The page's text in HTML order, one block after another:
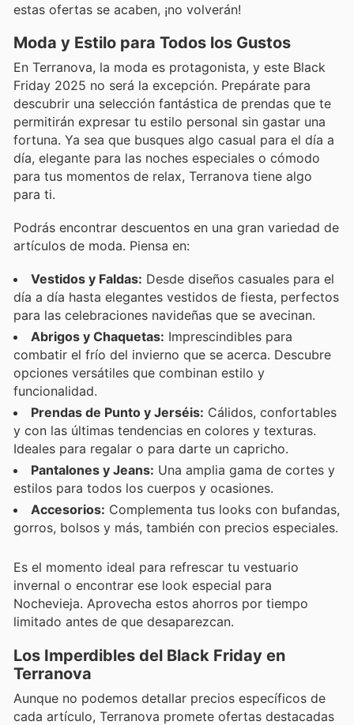
estas ofertas se acaben, ¡no volverán!
Moda y Estilo para Todos los Gustos
En Terranova, la moda es protagonista, y este Black
Friday 2025 no será la excepción. Prepárate para
descubrir una selección fantástica de prendas que te
permitirán expresar tu estilo personal sin gastar una
fortuna. Ya sea que busques algo casual para el día a
día, elegante para las noches especiales o cómodo
para tus momentos de relax, Terranova tiene algo
para ti.
Podrás encontrar descuentos en una gran variedad de
artículos de moda. Piensa en:
Vestidos y Faldas: Desde diseños casuales para el
día a día hasta elegantes vestidos de fiesta, perfectos
para las celebraciones navideñas que se avecinan.
Abrigos y Chaquetas: Imprescindibles para
combatir el frío del invierno que se acerca. Descubre
opciones versátiles que combinan estilo y
funcionalidad.
Prendas de Punto y Jerséis: Cálidos, confortables
y con las últimas tendencias en colores y texturas.
Ideales para regalar o para darte un capricho.
Pantalones y Jeans: Una amplia gama de cortes y
estilos para todos los cuerpos y ocasiones.
Accesorios: Complementa tus looks con bufandas,
gorros, bolsos y más, también con precios especiales.
Es el momento ideal para refrescar tu vestuario
invernal o encontrar ese look especial para
Nochevieja. Aprovecha estos ahorros por tiempo
limitado antes de que desaparezcan.
Los Imperdibles del Black Friday en
Terranova
Aunque no podemos detallar precios específicos de
cada artículo, Terranova promete ofertas destacadas